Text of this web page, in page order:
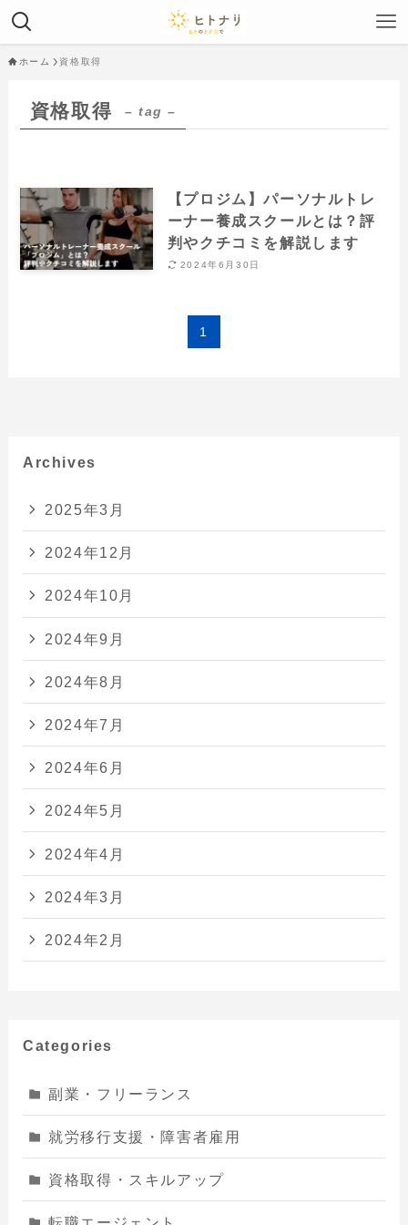
ホーム 資格取得
資格取得 – tag –
【プロジム】パーソナルトレ
ーナー養成スクールとは？評
判やクチコミを解説します
2024年6月30日
1
Archives
2025年3月
2024年12月
2024年10月
2024年9月
2024年8月
2024年7月
2024年6月
2024年5月
2024年4月
2024年3月
2024年2月
Categories
副業・フリーランス
就労移行支援・障害者雇用
資格取得・スキルアップ